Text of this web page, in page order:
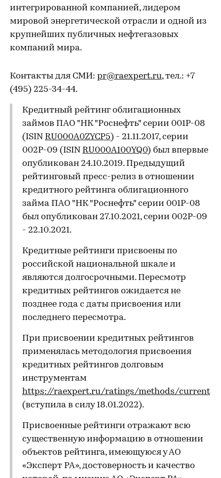
интегрированной компанией, лидером
мировой энергетической отрасли и одной из
крупнейших публичных нефтегазовых
компаний мира.
Контакты для СМИ: pr@raexpert.ru, тел.: +7
(495) 225-34-44.
Кредитный рейтинг облигационных
займов ПАО "НК "Роснефть" серии 001P-08
(ISIN RU000A0ZYCP5) - 21.11.2017, серии
002P-09 (ISIN RU000A100YQ0) был впервые
опубликован 24.10.2019. Предыдущий
рейтинговый пресс-релиз в отношении
кредитного рейтинга облигационного
займа ПАО "НК "Роснефть" серии 001P-08
был опубликован 27.10.2021, серии 002P-09
- 22.10.2021.
Кредитные рейтинги присвоены по
российской национальной шкале и
являются долгосрочными. Пересмотр
кредитных рейтингов ожидается не
позднее года с даты присвоения или
последнего пересмотра.
При присвоении кредитных рейтингов
применялась методология присвоения
кредитных рейтингов долговым
инструментам
https://raexpert.ru/ratings/methods/current
(вступила в силу 18.01.2022).
Присвоенные рейтинги отражают всю
существенную информацию в отношении
объектов рейтинга, имеющуюся у АО
«Эксперт РА», достоверность и качество